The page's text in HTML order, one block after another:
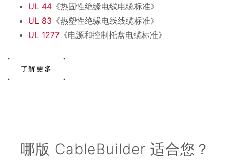
UL 44 《热固性绝缘电线电缆标准》
UL 83 《热塑性绝缘电线线缆标准》
UL 1277 《电源和控制托盘电缆标准》
了解更多
哪版 CableBuilder 适合您？